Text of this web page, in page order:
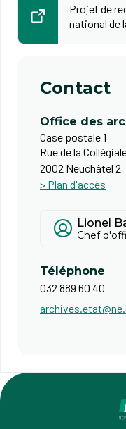
Projet de
national de
Contact
Office des
Case postale 1
Rue de la
2002 Neuchâtel 2
> Plan d'accès
Lionel
Chef
Téléphone
032 889 60 40